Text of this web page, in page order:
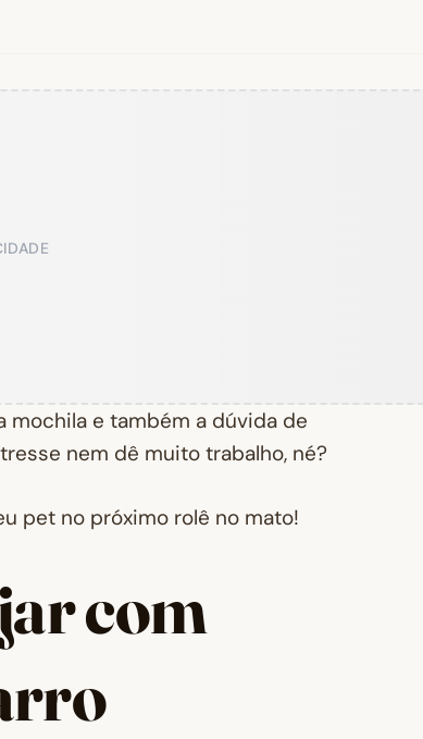
mochila e também a dúvida de
nem dê muito trabalho, né?
pet no próximo rolê no mato!
com